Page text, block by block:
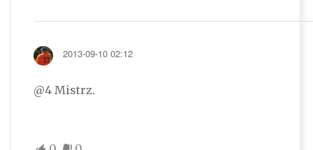
2013-09-10 02:12
@4 Mistrz.